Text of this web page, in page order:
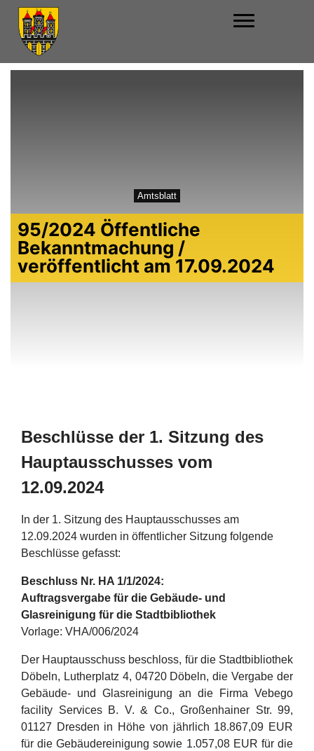
Amtsblatt
95/2024 Öffentliche
Bekanntmachung /
veröffentlicht am 17.09.2024
Beschlüsse der 1. Sitzung des
Hauptausschusses vom
12.09.2024
In der 1. Sitzung des Hauptausschusses am
12.09.2024 wurden in öffentlicher Sitzung folgende
Beschlüsse gefasst:
Beschluss Nr. HA 1/1/2024:
Auftragsvergabe für die Gebäude- und
Glasreinigung für die Stadtbibliothek
Vorlage: VHA/006/2024
Der Hauptausschuss beschloss, für die Stadtbibliothek
Döbeln, Lutherplatz 4, 04720 Döbeln, die Vergabe der
Gebäude- und Glasreinigung an die Firma Vebego
facility Services B. V. & Co., Großenhainer Str. 99,
01127 Dresden in Höhe von jährlich 18.867,09 EUR
für die Gebäudereinigung sowie 1.057,08 EUR für die